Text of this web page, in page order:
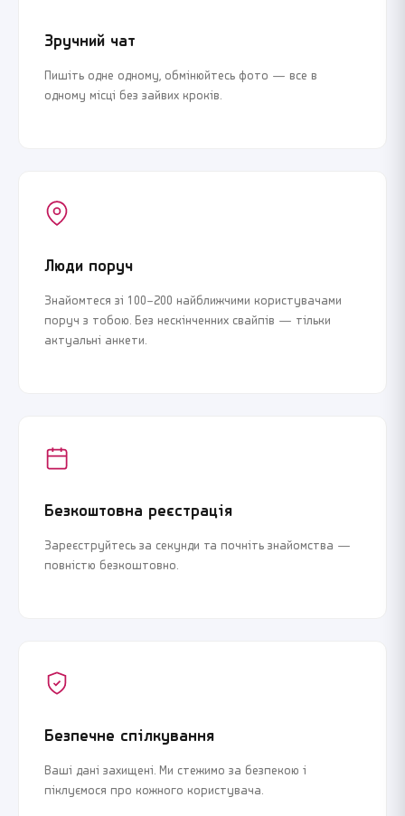
Зручний чат
Пишіть одне одному, обмінюйтесь фото — все в
одному місці без зайвих кроків.
Люди поруч
Знайомтеся зі 100–200 найближчими користувачами
поруч з тобою. Без нескінченних свайпів — тільки
актуальні анкети.
Безкоштовна реєстрація
Зареєструйтесь за секунди та почніть знайомства —
повністю безкоштовно.
Безпечне спілкування
Ваші дані захищені. Ми стежимо за безпекою і
піклуємося про кожного користувача.